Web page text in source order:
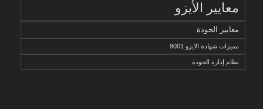
معايير الأيزو
معايير الجودة
مميزات شهادة الايزو 9001
نظام إدارة الجودة